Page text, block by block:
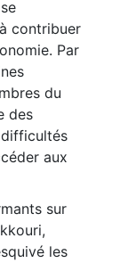
contribuer
Par
du
des
aux
sur
les